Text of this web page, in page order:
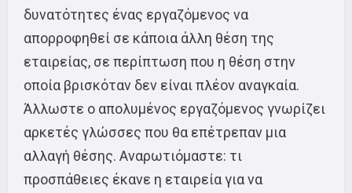
δυνατότητες ένας εργαζόμενος να
απορροφηθεί σε κάποια άλλη θέση της
εταιρείας, σε περίπτωση που η θέση στην
οποία βρισκόταν δεν είναι πλέον αναγκαία.
Άλλωστε ο απολυμένος εργαζόμενος γνωρίζει
αρκετές γλώσσες που θα επέτρεπαν μια
αλλαγή θέσης. Αναρωτιόμαστε: τι
προσπάθειες έκανε η εταιρεία για να